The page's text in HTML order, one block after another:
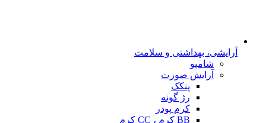
آرایشی، بهداشتی و سلامت
شامپو
آرایش صورت
پنکک
رژ گونه
کرم پودر
BB کرم ، CC کرم